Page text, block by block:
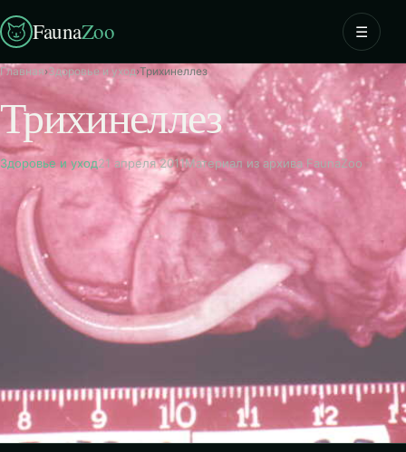
FaunaZoo ☰
Главная›Здоровье и уход›Трихинеллез
Трихинеллез
Здоровье и уход21 апреля 2011Материал из архива FaunaZoo